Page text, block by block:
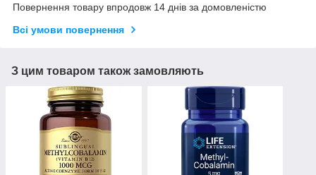
Повернення товару впродовж 14 днів за домовленістю
Всі умови повернення
З цим товаром також замовляють